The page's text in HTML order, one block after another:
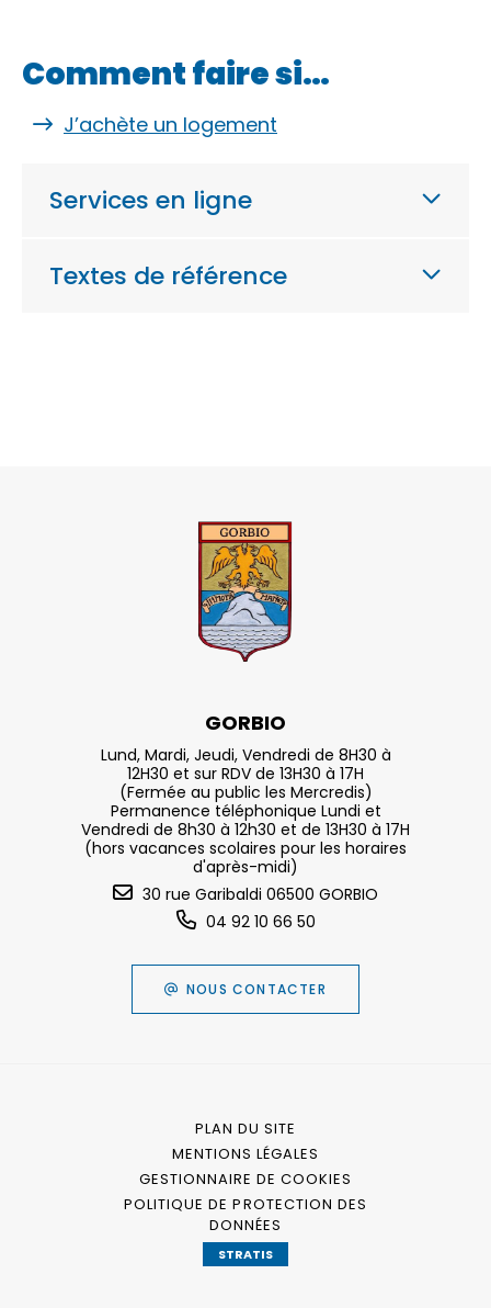
Comment faire si…
J’achète un logement
Services en ligne
Textes de référence
GORBIO
Lund, Mardi, Jeudi, Vendredi de 8H30 à
12H30 et sur RDV de 13H30 à 17H
(Fermée au public les Mercredis)
Permanence téléphonique Lundi et
Vendredi de 8h30 à 12h30 et de 13H30 à 17H
(hors vacances scolaires pour les horaires
d'après-midi)
30 rue Garibaldi 06500 GORBIO
04 92 10 66 50
NOUS CONTACTER
PLAN DU SITE
MENTIONS LÉGALES
GESTIONNAIRE DE COOKIES
POLITIQUE DE PROTECTION DES
DONNÉES
STRATIS